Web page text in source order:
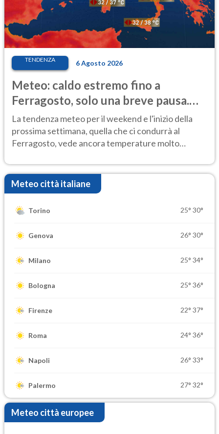
TENDENZA 6 Agosto 2026
Meteo: caldo estremo fino a
Ferragosto, solo una breve pausa.
Ecco dove
La tendenza meteo per il weekend e l'inizio della
prossima settimana, quella che ci condurrà al
Ferragosto, vede ancora temperature molto
Meteo città italiane
Torino 25° 30°
Genova 26° 30°
Milano 25° 34°
Bologna 25° 36°
Firenze 22° 37°
Roma 24° 36°
Napoli 26° 33°
Palermo 27° 32°
Meteo città europee